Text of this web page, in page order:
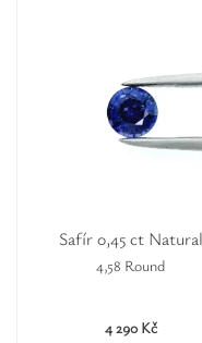
Safír 0,45 ct Natural
4,58 Round
4 290 Kč